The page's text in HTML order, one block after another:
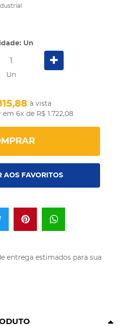
Un
Un
à vista
em 6x de R$ 1.722,08
AOS FAVORITOS
entrega estimados para sua